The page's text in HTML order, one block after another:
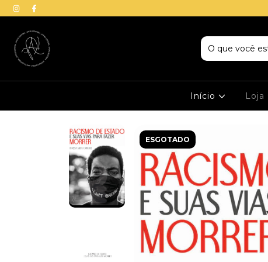
Início Loja
ESGOTADO